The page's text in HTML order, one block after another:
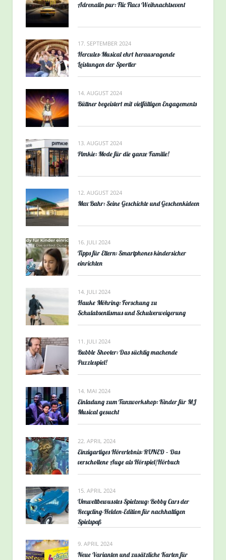
Adrenalin pur: Flic Flacs Weihnachtsevent
17. SEPTEMBER 2024
Hercules-Musical ehrt herausragende
Leistungen der Sportler
14. AUGUST 2024
Büttner begeistert mit vielfältigen Engagements
13. AUGUST 2024
Pimkie: Mode für die ganze Familie!
12. AUGUST 2024
Max Bahr: Seine Geschichte und Geschenkideen
16. JULI 2024
Tipps für Eltern: Smartphones kindersicher
einrichten
14. JULI 2024
Hauke Möhring: Forschung zu
Schulabsentismus und Schulverweigerung
11. JULI 2024
Bubble Shooter: Das süchtig machende
Puzzlespiel!
14. MAI 2024
Einladung zum Tanzworkshop: Kinder für MJ
Musical gesucht
22. APRIL 2024
Einzigartiges Hörerlebnis: RUNED – Das
verschollene Auge als Hörspiel/Hörbuch
15. APRIL 2024
Umweltbewusstes Spielzeug: Bobby Cars der
Recycling-Helden-Edition für nachhaltigen
Spielspaß
9. APRIL 2024
Neue Varianten und zusätzliche Karten für